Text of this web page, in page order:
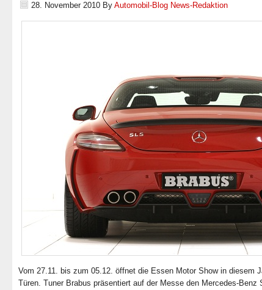
28. November 2010 By Automobil-Blog News-Redaktion
Vom 27.11. bis zum 05.12. öffnet die Essen Motor Show in diesem
Türen. Tuner Brabus präsentiert auf der Messe den Mercedes-Benz